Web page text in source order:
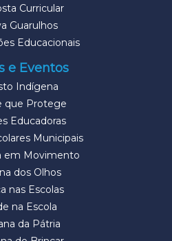
Curricular
Guarulhos
Educacionais
e Eventos
Indígena
que Protege
Educadoras
Municipais
em Movimento
dos Olhos
nas Escolas
na Escola
da Pátria